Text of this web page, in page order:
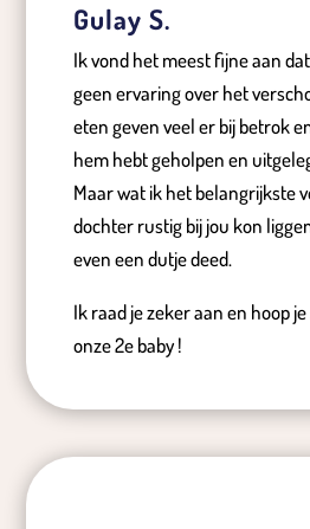
Gulay S.
Ik vond het meest fijne aan
geen ervaring over het
eten geven veel er bij betrok
hem hebt geholpen en
Maar wat ik het belangrijkste
dochter rustig bij jou kon
even een dutje deed.
Ik raad je zeker aan en hoop
onze 2e baby !